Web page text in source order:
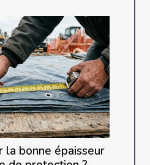
la bonne épaisseur